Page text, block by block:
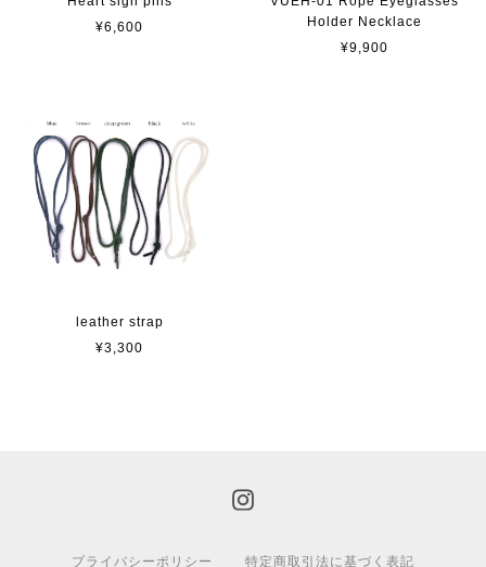
¥6,600
Holder Necklace
¥9,900
leather strap
¥3,300
プライバシーポリシー 特定商取引法に基づく表記